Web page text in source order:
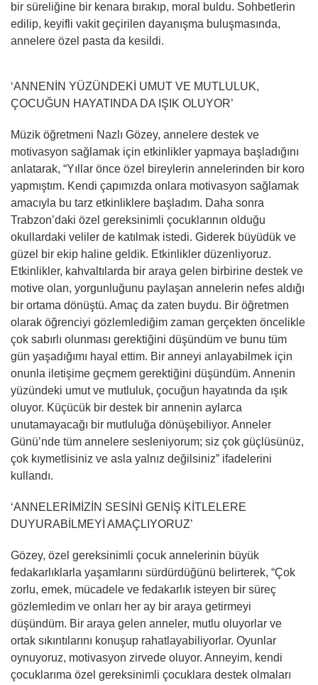
bir süreliğine bir kenara bırakıp, moral buldu. Sohbetlerin
edilip, keyifli vakit geçirilen dayanışma buluşmasında,
annelere özel pasta da kesildi.
‘ANNENİN YÜZÜNDEKİ UMUT VE MUTLULUK,
ÇOCUĞUN HAYATINDA DA IŞIK OLUYOR’
Müzik öğretmeni Nazlı Gözey, annelere destek ve
motivasyon sağlamak için etkinlikler yapmaya başladığını
anlatarak, “Yıllar önce özel bireylerin annelerinden bir koro
yapmıştım. Kendi çapımızda onlara motivasyon sağlamak
amacıyla bu tarz etkinliklere başladım. Daha sonra
Trabzon’daki özel gereksinimli çocuklarının olduğu
okullardaki veliler de katılmak istedi. Giderek büyüdük ve
güzel bir ekip haline geldik. Etkinlikler düzenliyoruz.
Etkinlikler, kahvaltılarda bir araya gelen birbirine destek ve
motive olan, yorgunluğunu paylaşan annelerin nefes aldığı
bir ortama dönüştü. Amaç da zaten buydu. Bir öğretmen
olarak öğrenciyi gözlemlediğim zaman gerçekten öncelikle
çok sabırlı olunması gerektiğini düşündüm ve bunu tüm
gün yaşadığımı hayal ettim. Bir anneyi anlayabilmek için
onunla iletişime geçmem gerektiğini düşündüm. Annenin
yüzündeki umut ve mutluluk, çocuğun hayatında da ışık
oluyor. Küçücük bir destek bir annenin aylarca
unutamayacağı bir mutluluğa dönüşebiliyor. Anneler
Günü’nde tüm annelere sesleniyorum; siz çok güçlüsünüz,
çok kıymetlisiniz ve asla yalnız değilsiniz” ifadelerini
kullandı.
‘ANNELERİMİZİN SESİNİ GENİŞ KİTLELERE
DUYURABİLMEYİ AMAÇLIYORUZ’
Gözey, özel gereksinimli çocuk annelerinin büyük
fedakarlıklarla yaşamlarını sürdürdüğünü belirterek, “Çok
zorlu, emek, mücadele ve fedakarlık isteyen bir süreç
gözlemledim ve onları her ay bir araya getirmeyi
düşündüm. Bir araya gelen anneler, mutlu oluyorlar ve
ortak sıkıntılarını konuşup rahatlayabiliyorlar. Oyunlar
oynuyoruz, motivasyon zirvede oluyor. Anneyim, kendi
çocuklarıma özel gereksinimli çocuklara destek olmaları